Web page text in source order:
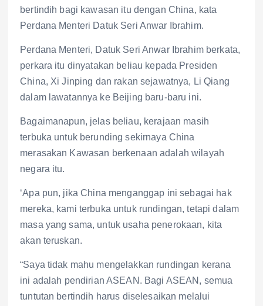
bertindih bagi kawasan itu dengan China, kata
Perdana Menteri Datuk Seri Anwar Ibrahim.
Perdana Menteri, Datuk Seri Anwar Ibrahim berkata,
perkara itu dinyatakan beliau kepada Presiden
China, Xi Jinping dan rakan sejawatnya, Li Qiang
dalam lawatannya ke Beijing baru-baru ini.
Bagaimanapun, jelas beliau, kerajaan masih
terbuka untuk berunding sekirnaya China
merasakan Kawasan berkenaan adalah wilayah
negara itu.
‘Apa pun, jika China menganggap ini sebagai hak
mereka, kami terbuka untuk rundingan, tetapi dalam
masa yang sama, untuk usaha penerokaan, kita
akan teruskan.
“Saya tidak mahu mengelakkan rundingan kerana
ini adalah pendirian ASEAN. Bagi ASEAN, semua
tuntutan bertindih harus diselesaikan melalui